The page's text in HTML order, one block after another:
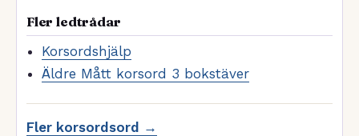
Fler ledtrådar
Korsordshjälp
Äldre Mått korsord 3 bokstäver
Fler korsordsord →